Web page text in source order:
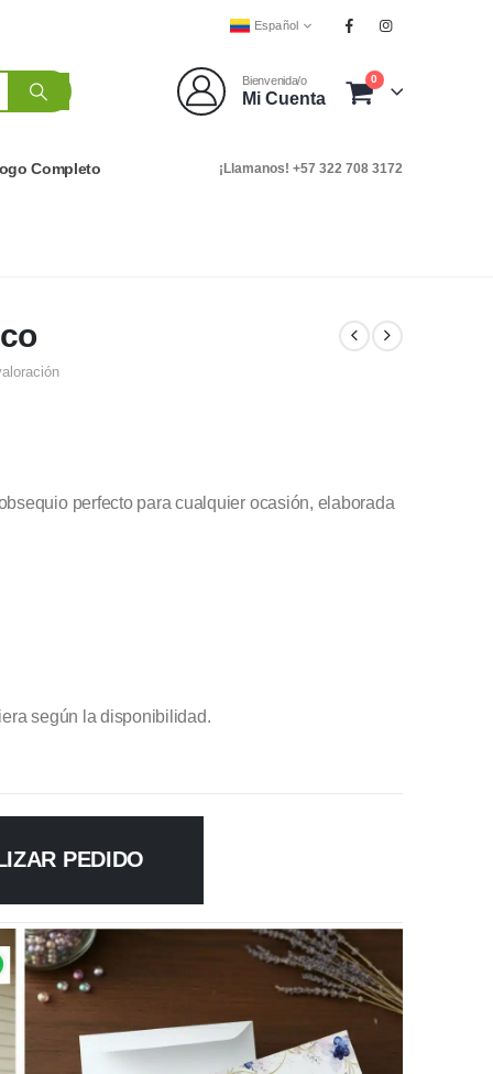
Español
Bienvenida/o
Mi Cuenta
0
Completo ¡Llamanos! +57 322 708 3172
perfecto para cualquier ocasión, elaborada
según la disponibilidad.
PEDIDO